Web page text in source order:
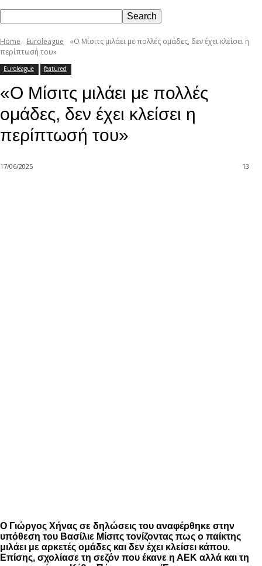
Home Euroleague
«Ο Μίσιτς μιλάει με πολλές ομάδες, δεν έχει κλείσει η
περίπτωσή του»
Euroleague featured
«Ο Μίσιτς μιλάει με πολλές
ομάδες, δεν έχει κλείσει η
περίπτωσή του»
17/06/2025 13
Ο Γιώργος Χήνας σε δηλώσεις του αναφέρθηκε στην
υπόθεση του Βασίλιε Μίσιτς τονίζοντας πως ο παίκτης
μιλάει με αρκετές ομάδες και δεν έχει κλείσει κάπου.
Επίσης, σχολίασε τη σεζόν που έκανε η ΑΕΚ αλλά και τη